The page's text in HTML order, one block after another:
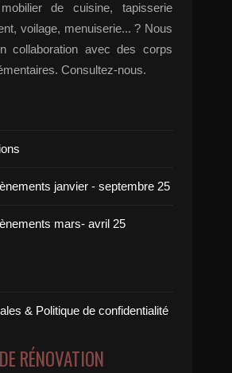
de cuisine, tapisserie
voilage, menuiserie... ? Nous
collaboration avec des corps
Consultez-nous.
janvier - septembre 25
mars- avril 25
& Politique de confidentialité
RÉNOVATION